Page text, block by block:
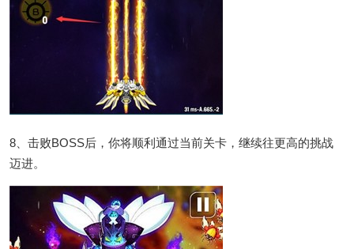
8、击败BOSS后，你将顺利通过当前关卡，继续往更高的挑战
迈进。